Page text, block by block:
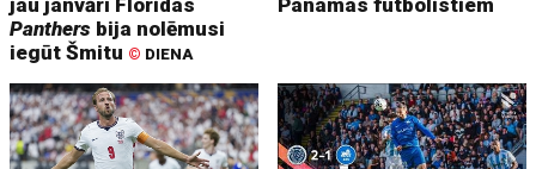
Panthers bija nolēmusi
iegūt Šmitu © DIENA